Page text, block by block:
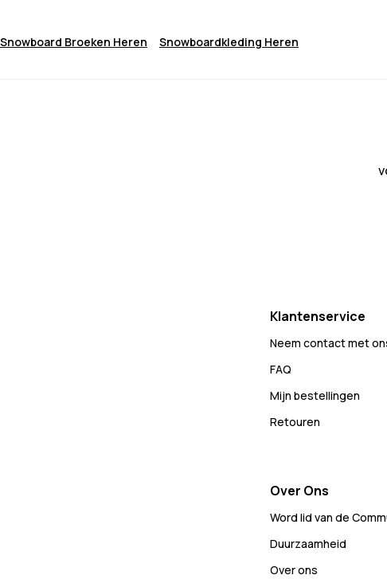
Snowboard Broeken Heren Snowboardkleding Heren
Klantenservice
Neem contact met
FAQ
Mijn bestellingen
Retouren
Over Ons
Word lid van de
Duurzaamheid
Over ons